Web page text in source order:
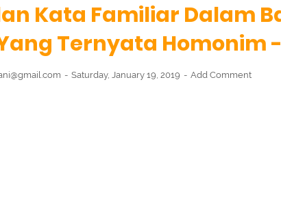
Kata Familiar Dalam
Ternyata Homonim
Saturday, January 19, 2019 Add Comment